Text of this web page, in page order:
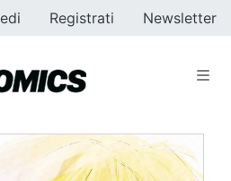
Registrati Newsletter